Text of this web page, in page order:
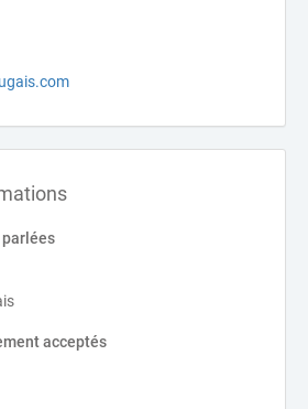
acceptés